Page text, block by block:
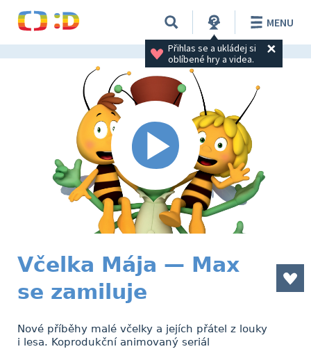
Přihlas se a ukládej si
oblíbené hry a videa.
MENU
Včelka Mája — Max
se zamiluje
Nové příběhy malé včelky a jejích přátel z louky
i lesa. Koprodukční animovaný seriál